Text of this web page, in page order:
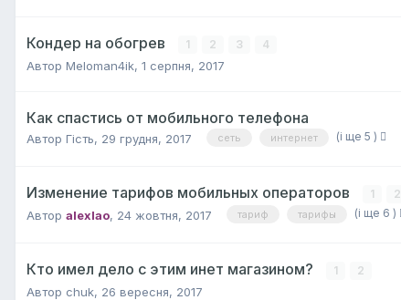
Кондер на обогрев 1 2 3 4
Автор Meloman4ik, 1 серпня, 2017
Как спастись от мобильного телефона
Автор Гість, 29 грудня, 2017 сеть интернет (і ще 5 )
Изменение тарифов мобильных операторов 1 2
Автор alexlao, 24 жовтня, 2017 тариф тарифы (і ще 6 )
Кто имел дело с этим инет магазином? 1 2
Автор chuk, 26 вересня, 2017